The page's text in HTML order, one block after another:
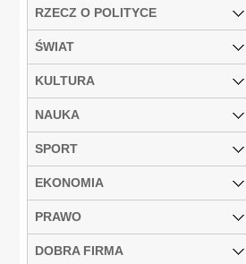
RZECZ O POLITYCE
ŚWIAT
KULTURA
NAUKA
SPORT
EKONOMIA
PRAWO
DOBRA FIRMA